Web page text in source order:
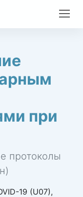
при
протоколы
19 (U07),